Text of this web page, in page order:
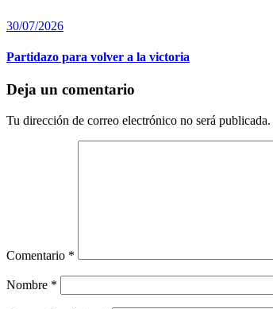
30/07/2026
Partidazo para volver a la victoria
Deja un comentario
Tu dirección de correo electrónico no será publicada.
Comentario *
Nombre *